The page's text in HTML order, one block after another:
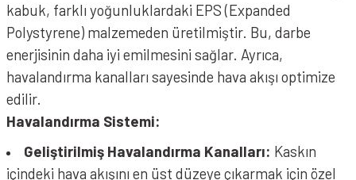
kabuk, farklı yoğunluklardaki EPS (Expanded
Polystyrene) malzemeden üretilmiştir. Bu, darbe
enerjisinin daha iyi emilmesini sağlar. Ayrıca,
havalandırma kanalları sayesinde hava akışı optimize
edilir.
Havalandırma Sistemi:
Geliştirilmiş Havalandırma Kanalları: Kaskın
içindeki hava akışını en üst düzeye çıkarmak için özel